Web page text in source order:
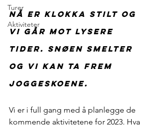
Turer
Aktiviteter
Nå er klokka stilt og
vi går mot lysere
tider. Snøen smelter
og vi kan ta frem
joggeskoene.
Vi er i full gang med å planlegge de
kommende aktivitetene for 2023. Hva